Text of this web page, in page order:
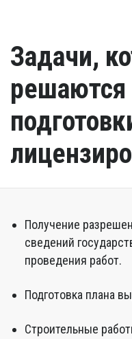
Задачи,
решаются
Получение
сведений
проведения работ.
Подготовка плана
Строительные